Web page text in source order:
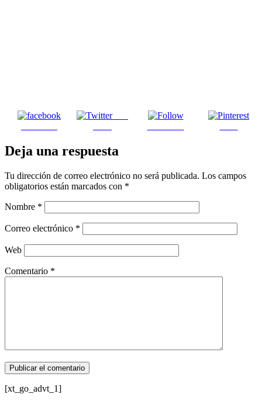
Post
Deja una respuesta
Tu dirección de correo electrónico no será publicada. Los campos
obligatorios están marcados con *
Nombre *
Correo electrónico *
Web
Comentario *
[xt_go_advt_1]